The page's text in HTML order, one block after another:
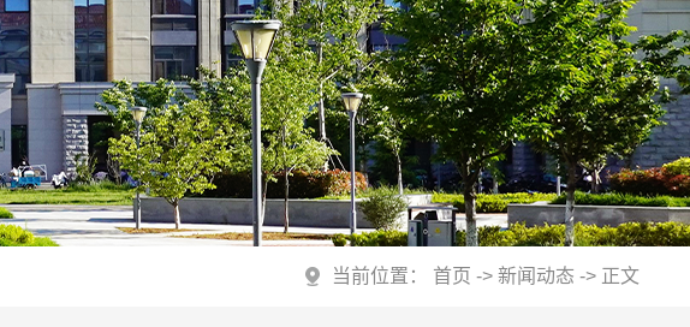
当前位置： 首页 ->新闻动态 -> 正文